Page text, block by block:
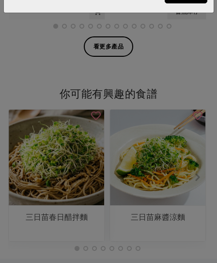
暫無庫存
看更多產品
你可能有興趣的食譜
三日苗春日醋拌麵 三日苗麻醬涼麵